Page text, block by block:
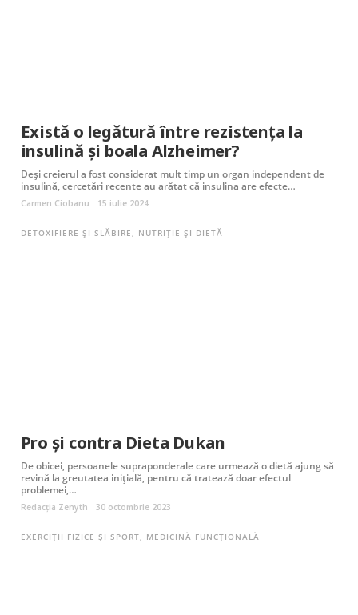
Există o legătură între rezistența la
insulină și boala Alzheimer?
Deși creierul a fost considerat mult timp un organ independent de
insulină, cercetări recente au arătat că insulina are efecte…
Carmen Ciobanu 15 iulie 2024
DETOXIFIERE ȘI SLĂBIRE NUTRIȚIE ȘI DIETĂ
Pro și contra Dieta Dukan
De obicei, persoanele supraponderale care urmează o dietă ajung să
revină la greutatea inițială, pentru că tratează doar efectul
problemei,…
Redacția Zenyth 30 octombrie 2023
EXERCIȚII FIZICE ȘI SPORT, MEDICINĂ FUNCȚIONALĂ